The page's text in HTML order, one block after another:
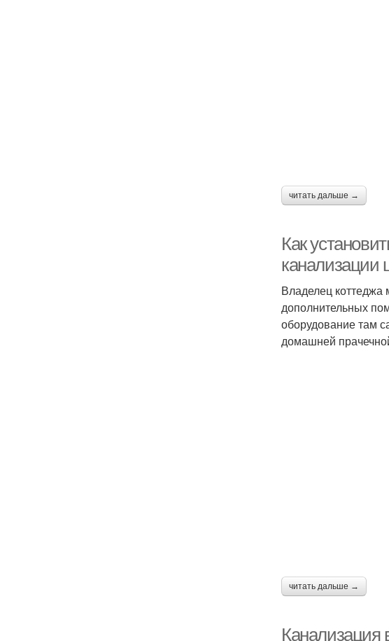
читать дальше →
Как
канализации
Владелец коттеджа
дополнительных
оборудование там
домашней
читать дальше →
Канализация